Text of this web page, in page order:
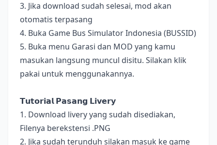
3. Jika download sudah selesai, mod akan
otomatis terpasang
4. Buka Game Bus Simulator Indonesia (BUSSID)
5. Buka menu Garasi dan MOD yang kamu
masukan langsung muncul disitu. Silakan klik
pakai untuk menggunakannya.
𝗧𝘂𝘁𝗼𝗿𝗶𝗮𝗹 𝗣𝗮𝘀𝗮𝗻𝗴 𝗟𝗶𝘃𝗲𝗿𝘆
1. Download livery yang sudah disediakan,
Filenya berekstensi .PNG
2. Jika sudah terunduh silakan masuk ke game